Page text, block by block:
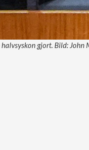
gjort. Bild: John